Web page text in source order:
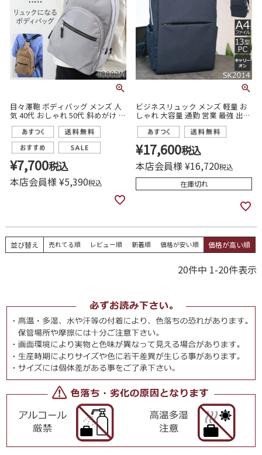
目々澤鞄 ボディバッグ メンズ 人
気 40代 おしゃれ 50代 斜めがけ リ
ュック 2way 縦型 撥水 N.F
40002m
¥7,700税込
本店会員様¥5,390税込
ビジネスリュック メンズ 軽量 お
しゃれ 大容量 通勤 営業 最強 出張
ナイロン ブランド 人気 おすすめ
パソコンが入るリュク
¥17,600税込
本店会員様¥16,720税込
在庫切れ
並び替え 売れてる順 レビュー順 新着順 価格が安い順 価格が高い順
20件中 1-20件表示